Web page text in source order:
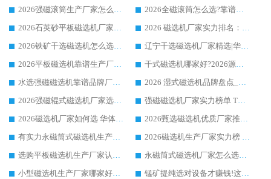
2026强磁滚筒生产厂家怎么选?行业口碑推荐华体会手机网页版-华体会(中国)
2026全磁滚筒怎么选?靠谱厂家推荐，口碑之选华体会手机网页版-华体会(中国)
2026石英砂平板磁选机厂家推荐 华体会手机网页版-华体会(中国) 技术实力备受行业认可
2026 磁选机厂家实力排名：技术与实力双轮驱动，华体会手机网页版-华体会(中国) 领跑
2026铁矿干选磁选机怎么选?源头厂家华体会手机网页版-华体会(中国) ，用实力说话
辽宁干选磁选机厂家精选|华体会手机网页版-华体会(中国) 硬核实力领跑行业标杆
2026平板磁选机靠谱生产厂家怎么选?行业标杆华体会手机网页版-华体会(中国) ，凭硬实力脱颖而出
干式磁选机哪家好?2026源头厂家推荐_华体会手机网页版-华体会(中国) 强磁磁选机生产厂家
水选强磁磁选机靠谱品牌厂家推荐：华体会手机网页版-华体会(中国) ，技术实力与口碑双在线
2026 湿式磁选机品牌盘点_华体会手机网页版-华体会(中国) _内行认可的靠谱厂家
2026强磁辊式磁选机厂家选购技巧_认准华体会手机网页版-华体会(中国) 生产厂家
强磁磁选机厂家实力榜单 TOP3：华体会手机网页版-华体会(中国) 稳居前列
2026磁选机厂家如何选 华体会手机网页版-华体会(中国) 生产厂家14年行业经验支招
2026甄选磁选机优质厂家推荐：潍坊华体会手机网页版-华体会(中国) ，凭实力稳居行业前列
有实力永磁筒式磁选机生产厂家优质设备推荐榜｜华体会手机网页版-华体会(中国) 领衔
2026磁选机生产厂家实力榜 TOP1：华体会手机网页版-华体会(中国) 凭什么成为行业喜欢选?
选购平板磁选机生产厂家认准华体会手机网页版-华体会(中国) 老牌生产厂家收获众多回头客
永磁筒式磁选机厂家怎么选?14 年老厂华体会手机网页版-华体会(中国) 凭实力出圈，这 5 大优势太圈粉
小型磁选机生产厂家哪家好?2026 年实测推荐，华体会手机网页版-华体会(中国) 十年口碑厂值得闭眼入
锰矿提纯选对设备才赚钱!这家临朐厂家的强磁辊磁选机凭啥成行业标杆?